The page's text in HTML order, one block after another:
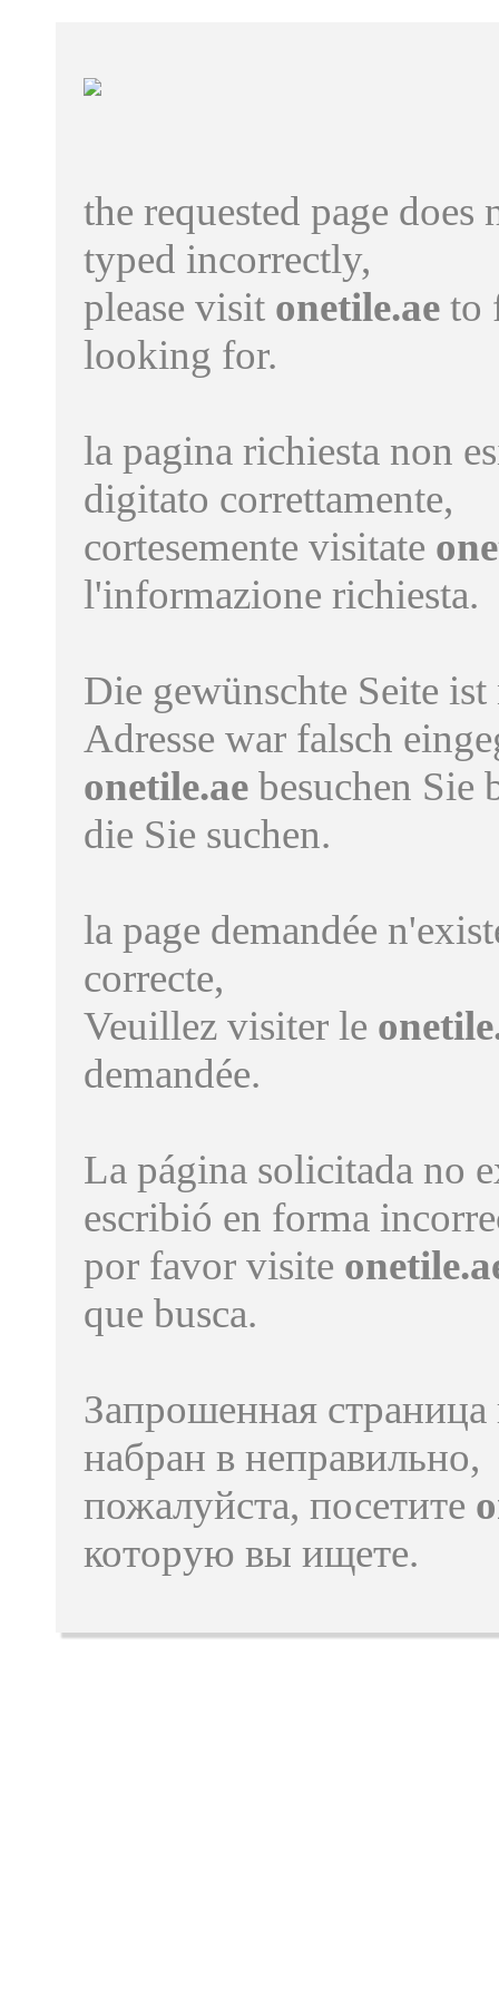
the requested page does
typed incorrectly,
please visit onetile.ae to
looking for.
la pagina richiesta non
digitato correttamente,
cortesemente visitate
l'informazione richiesta.
Die gewünschte Seite
Adresse war falsch
onetile.ae besuchen
die Sie suchen.
la page demandée
correcte,
Veuillez visiter le
demandée.
La página solicitada no
escribió en forma
por favor visite
que busca.
Запрошенная
набран в неправильно,
пожалуйста, посетите
которую вы ищете.